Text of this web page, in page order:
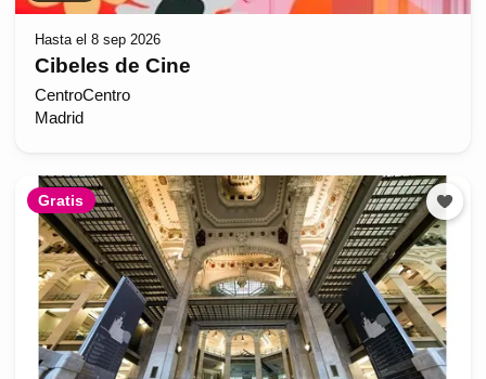
Hasta el 8 sep 2026
Cibeles de Cine
CentroCentro
Madrid
Gratis